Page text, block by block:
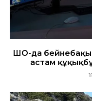
ШҚО-да
астам